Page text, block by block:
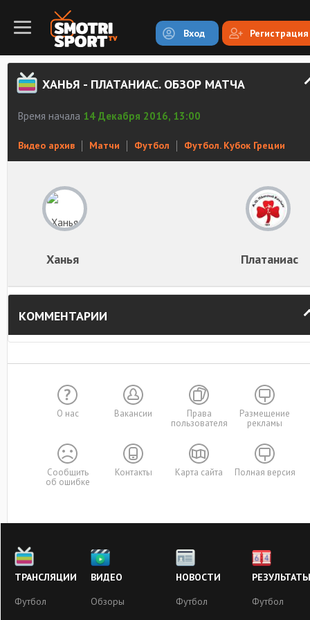
Вход Регистрация
ХАНЬЯ - ПЛАТАНИАС. ОБЗОР МАТЧА
Время начала 14 Декабря 2016, 13:00
Видео архив Матчи Футбол Футбол. Кубок Греции
Ханья Платаниас
КОММЕНТАРИИ
О нас Вакансии
Права
пользователя
Размещение
рекламы
Сообщить
об ошибке
Контакты Карта сайта Полная версия
ТРАНСЛЯЦИИ
Футбол
ВИДЕО
Обзоры
НОВОСТИ
Футбол
РЕЗУЛЬТАТЫ
Футбол